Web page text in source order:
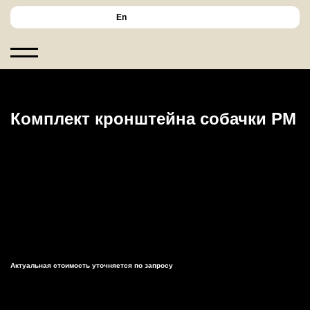
En
Комплект кронштейна собачки РМ
Актуальная стоимость уточняется по запросу